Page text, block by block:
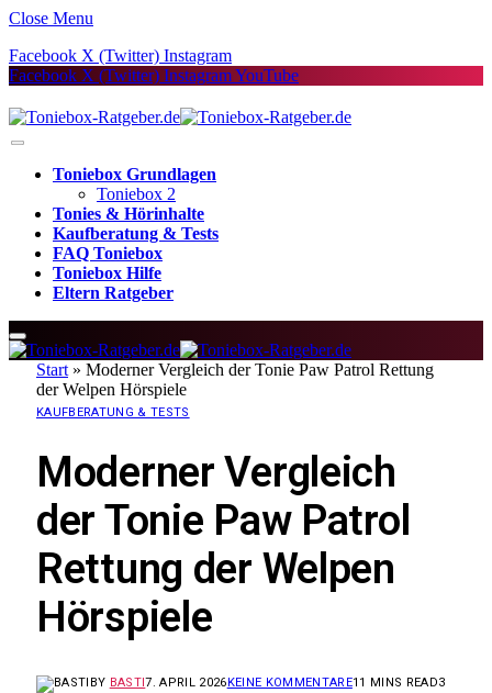
Close Menu
Facebook X (Twitter) Instagram
Facebook X (Twitter) InstagramYouTube
Toniebox Grundlagen
Toniebox 2
Tonies & Hörinhalte
Kaufberatung & Tests
FAQ Toniebox
Toniebox Hilfe
Eltern Ratgeber
Start » Moderner Vergleich der Tonie Paw Patrol Rettung
der Welpen Hörspiele
KAUFBERATUNG & TESTS
Moderner Vergleich
der Tonie Paw Patrol
Rettung der Welpen
Hörspiele
BY BASTI7. APRIL 2026KEINE KOMMENTARE11 MINS READ3